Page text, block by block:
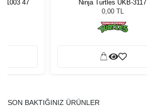
1003 47
Ninja Turtles UKB-3117
0,00 TL
SON BAKTIĞINIZ ÜRÜNLER